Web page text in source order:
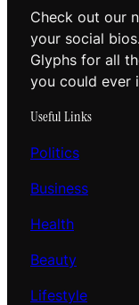
Check out our
your social
Glyphs for all
you could ever
Useful Links
Politics
Business
Health
Beauty
Lifestyle